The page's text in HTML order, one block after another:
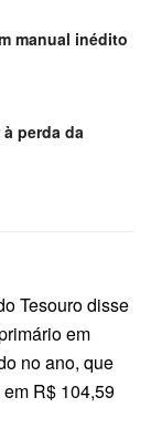
manual inédito
perda da
Tesouro disse
em
no ano, que
R$ 104,59